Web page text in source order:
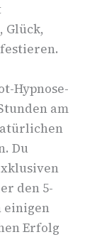
Glück,
Hypnose-
am
Du
den 5-
einigen
Erfolg